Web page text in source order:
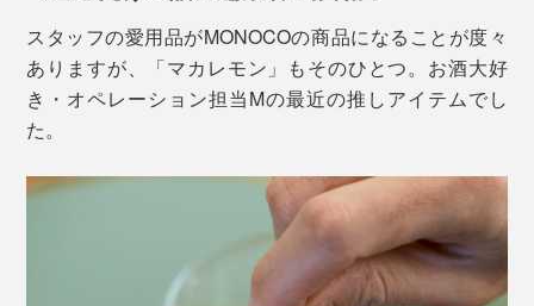
そのほか「カルシウム」「ギャバ」などの健康成分を多
写真左から「マカレモンビール」「マカレモン・レモネード」「マカレモンコー
スタッフの愛用品がMONOCOの商品になることが度々
ありますが、「マカレモン」もそのひとつ。お酒大好
き・オペレーション担当Mの最近の推しアイテムでし
た。